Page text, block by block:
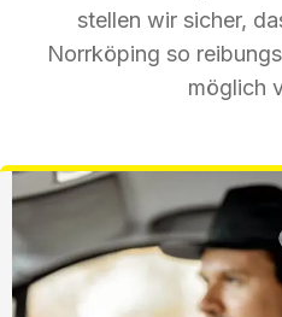
stellen wir sicher,
Norrköping so
möglich